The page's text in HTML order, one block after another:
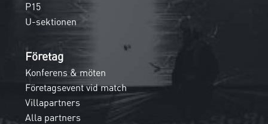
P15
U-sektionen
Företag
Konferens & möten
Företagsevent vid match
Villapartners
Alla partners